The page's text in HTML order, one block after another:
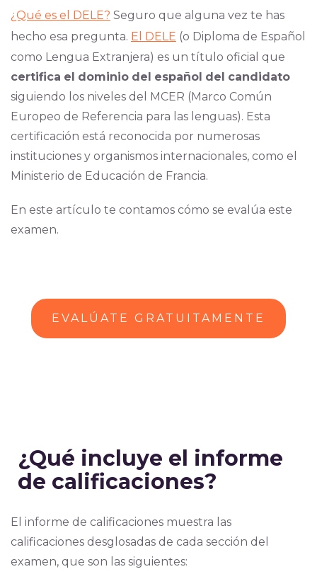
¿Qué es el DELE? Seguro que alguna vez te has
hecho esa pregunta. El DELE (o Diploma de Español
como Lengua Extranjera) es un título oficial que
certifica el dominio del español del candidato
siguiendo los niveles del MCER (Marco Común
Europeo de Referencia para las lenguas). Esta
certificación está reconocida por numerosas
instituciones y organismos internacionales, como el
Ministerio de Educación de Francia.
En este artículo te contamos cómo se evalúa este
examen.
EVALÚATE GRATUITAMENTE
¿Qué incluye el informe
de calificaciones?
El informe de calificaciones muestra las
calificaciones desglosadas de cada sección del
examen, que son las siguientes: